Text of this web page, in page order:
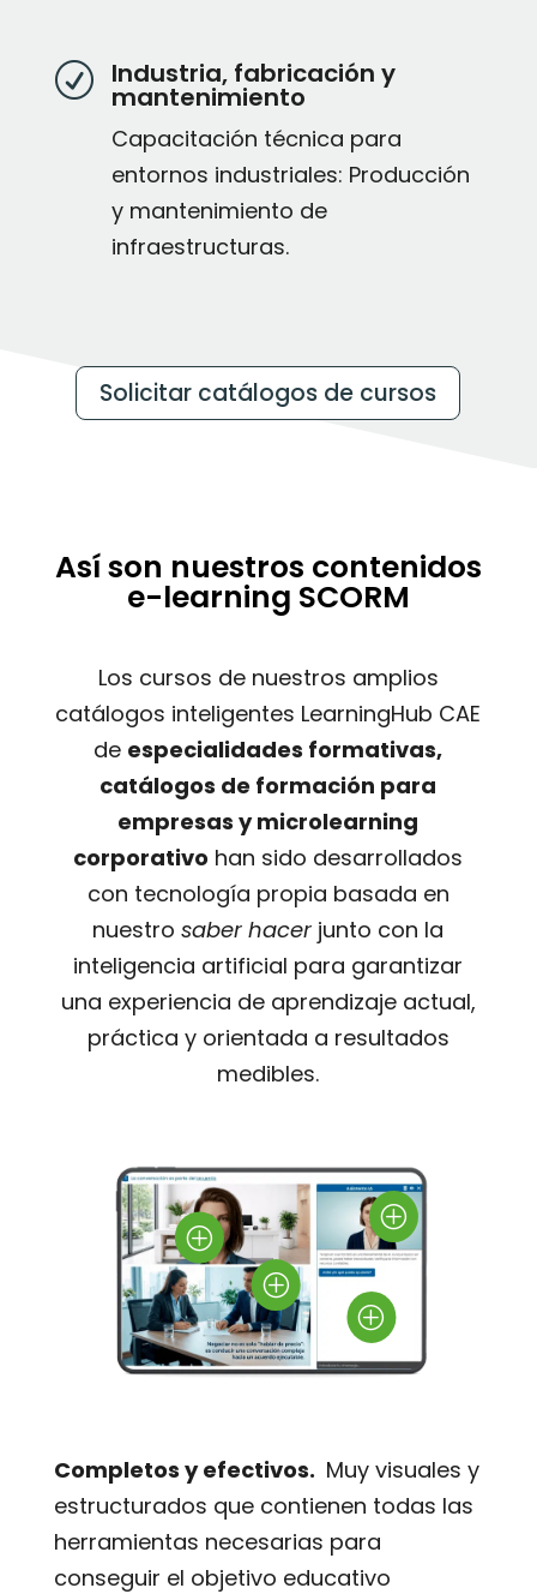
R Industria, fabricación y
mantenimiento
Capacitación técnica para
entornos industriales: Producción
y mantenimiento de
infraestructuras.
Solicitar catálogos de cursos
Así son nuestros contenidos
e-learning SCORM
Los cursos de nuestros amplios
catálogos inteligentes LearningHub CAE
de especialidades formativas,
catálogos de formación para
empresas y microlearning
corporativo han sido desarrollados
con tecnología propia basada en
nuestro saber hacer junto con la
inteligencia artificial para garantizar
una experiencia de aprendizaje actual,
práctica y orientada a resultados
medibles.
P
P
P
P
Completos y efectivos. Muy visuales y
estructurados que contienen todas las
herramientas necesarias para
conseguir el objetivo educativo